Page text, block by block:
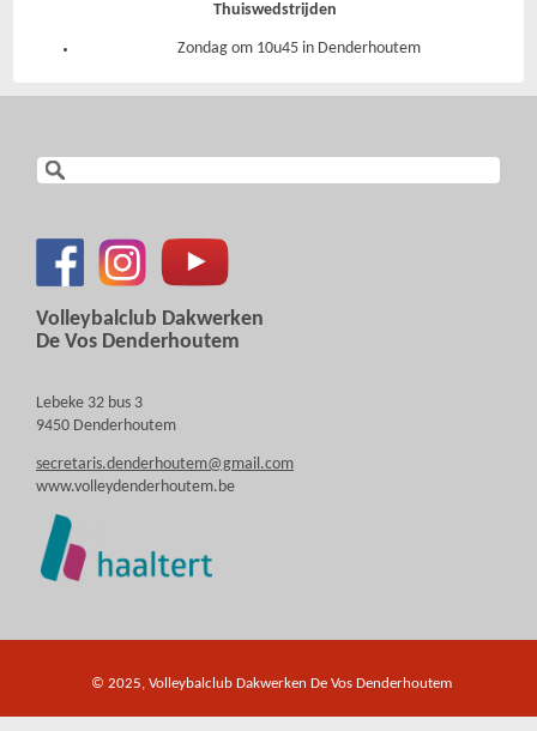
Thuiswedstrijden
Zondag om 10u45 in Denderhoutem
Volleybalclub Dakwerken
De Vos Denderhoutem
Lebeke 32 bus 3
9450 Denderhoutem
secretaris.denderhoutem@gmail.com
www.volleydenderhoutem.be
© 2025, Volleybalclub Dakwerken De Vos Denderhoutem